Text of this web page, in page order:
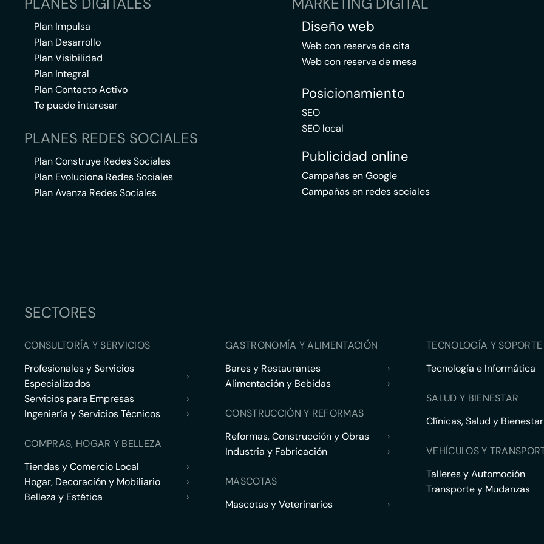
Plan Impulsa
Plan Desarrollo
Plan Visibilidad
Plan Integral
Plan Contacto Activo
Te puede interesar
PLANES REDES SOCIALES
Plan Construye Redes Sociales
Plan Evoluciona Redes Sociales
Plan Avanza Redes Sociales
Diseño web
Web con reserva de cita
Web con reserva de mesa
Posicionamiento
SEO
SEO local
Publicidad online
Campañas en Google
Campañas en redes sociales
SECTORES
CONSULTORÍA Y SERVICIOS
Profesionales y Servicios
Especializados
›
Servicios para Empresas
›
Ingeniería y Servicios Técnicos
›
COMPRAS, HOGAR Y BELLEZA
Tiendas y Comercio Local
›
Hogar, Decoración y Mobiliario
›
Belleza y Estética
›
GASTRONOMÍA Y ALIMENTACIÓN
Bares y Restaurantes
›
Alimentación y Bebidas
›
CONSTRUCCIÓN Y REFORMAS
Reformas, Construcción y Obras
›
Industria y Fabricación
›
MASCOTAS
Mascotas y Veterinarios
›
TECNOLOGÍA Y
Tecnología e Informática
SALUD Y BIENESTAR
Clínicas, Salud y Bienestar
VEHÍCULOS Y
Talleres y Automoción
Transporte y Mudanzas